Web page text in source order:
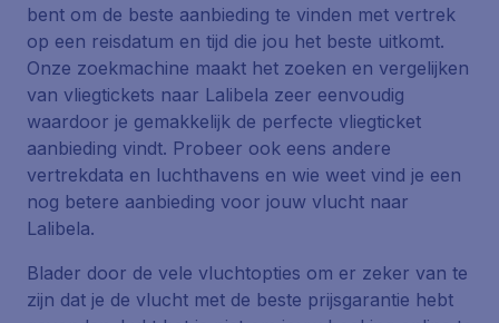
bent om de beste aanbieding te vinden met vertrek
op een reisdatum en tijd die jou het beste uitkomt.
Onze zoekmachine maakt het zoeken en vergelijken
van vliegtickets naar Lalibela zeer eenvoudig
waardoor je gemakkelijk de perfecte vliegticket
aanbieding vindt. Probeer ook eens andere
vertrekdata en luchthavens en wie weet vind je een
nog betere aanbieding voor jouw vlucht naar
Lalibela.
Blader door de vele vluchtopties om er zeker van te
zijn dat je de vlucht met de beste prijsgarantie hebt